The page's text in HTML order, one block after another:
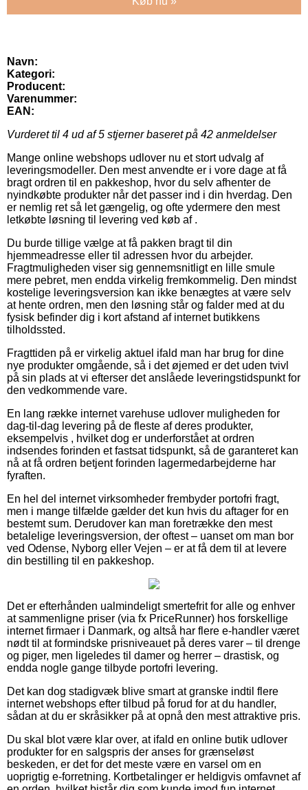
Navn:
Kategori:
Producent:
Varenummer:
EAN:
Vurderet til 4 ud af 5 stjerner baseret på 42 anmeldelser
Mange online webshops udlover nu et stort udvalg af
leveringsmodeller. Den mest anvendte er i vore dage at få
bragt ordren til en pakkeshop, hvor du selv afhenter de
nyindkøbte produkter når det passer ind i din hverdag. Den
er nemlig ret så let gængelig, og ofte ydermere den mest
letkøbte løsning til levering ved køb af .
Du burde tillige vælge at få pakken bragt til din
hjemmeadresse eller til adressen hvor du arbejder.
Fragtmuligheden viser sig gennemsnitligt en lille smule
mere pebret, men endda virkelig fremkommelig. Den mindst
kostelige leveringsversion kan ikke benægtes at være selv
at hente ordren, men den løsning står og falder med at du
fysisk befinder dig i kort afstand af internet butikkens
tilholdssted.
Fragttiden på er virkelig aktuel ifald man har brug for dine
nye produkter omgående, så i det øjemed er det uden tvivl
på sin plads at vi efterser det anslåede leveringstidspunkt for
den vedkommende vare.
En lang række internet varehuse udlover muligheden for
dag-til-dag levering på de fleste af deres produkter,
eksempelvis , hvilket dog er underforstået at ordren
indsendes forinden et fastsat tidspunkt, så de garanteret kan
nå at få ordren betjent forinden lagermedarbejderne har
fyraften.
En hel del internet virksomheder frembyder portofri fragt,
men i mange tilfælde gælder det kun hvis du aftager for en
bestemt sum. Derudover kan man foretrække den mest
betalelige leveringsversion, der oftest – uanset om man bor
ved Odense, Nyborg eller Vejen – er at få dem til at levere
din bestilling til en pakkeshop.
Det er efterhånden ualmindeligt smertefrit for alle og enhver
at sammenligne priser (via fx PriceRunner) hos forskellige
internet firmaer i Danmark, og altså har flere e-handler været
nødt til at formindske prisniveauet på deres varer – til drenge
og piger, men ligeledes til damer og herrer – drastisk, og
endda nogle gange tilbyde portofri levering.
Det kan dog stadigvæk blive smart at granske indtil flere
internet webshops efter tilbud på forud for at du handler,
sådan at du er skråsikker på at opnå den mest attraktive pris.
Du skal blot være klar over, at ifald en online butik udlover
produkter for en salgspris der anses for grænseløst
beskeden, er det for det meste være en varsel om en
uoprigtig e-forretning. Kortbetalinger er heldigvis omfavnet af